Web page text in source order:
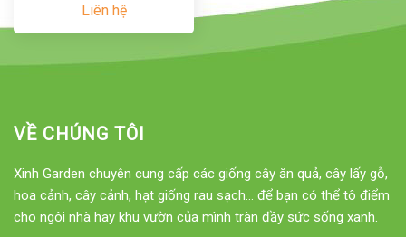
Liên hệ
VỀ CHÚNG TÔI
Xinh Garden chuyên cung cấp các giống cây ăn quả, cây lấy gỗ,
hoa cảnh, cây cảnh, hạt giống rau sạch... để bạn có thể tô điểm
cho ngôi nhà hay khu vườn của mình tràn đầy sức sống xanh.